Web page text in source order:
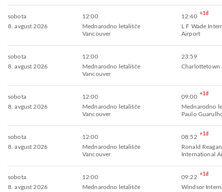
sobota
8. avgust 2026
12:00
Mednarodno letališče
Vancouver
12:40 +1d
L F Wade
Airport
sobota
8. avgust 2026
12:00
Mednarodno letališče
Vancouver
23:59
Charlottetown
sobota
8. avgust 2026
12:00
Mednarodno letališče
Vancouver
09:00 +1d
Mednarodno
Paulo
sobota
8. avgust 2026
12:00
Mednarodno letališče
Vancouver
08:52 +1d
Ronald
International
sobota
8. avgust 2026
12:00
Mednarodno letališče
09:22 +1d
Windsor